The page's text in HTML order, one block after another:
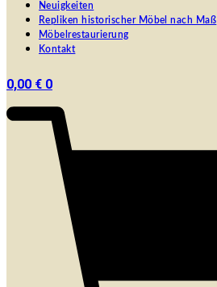
Neuigkeiten
Repliken historischer Möbel nach Maß
Möbelrestaurierung
Kontakt
0,00 € 0